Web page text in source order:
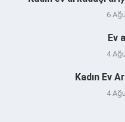
6
Ev
4
Kadın Ev
4